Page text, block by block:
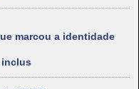
marcou a identidade
inclus